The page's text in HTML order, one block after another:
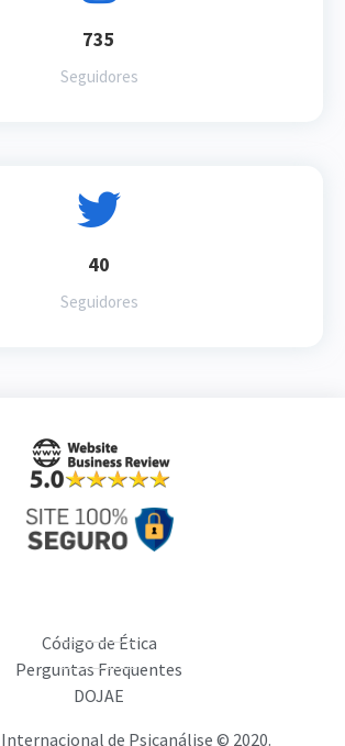
735
Seguidores
40
Seguidores
Código de Ética
Perguntas Frequentes
DOJAE
de Psicanálise © 2020.